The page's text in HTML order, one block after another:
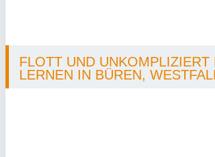
FLOTT UND UNKOMPLIZIERT
LERNEN IN BÜREN,